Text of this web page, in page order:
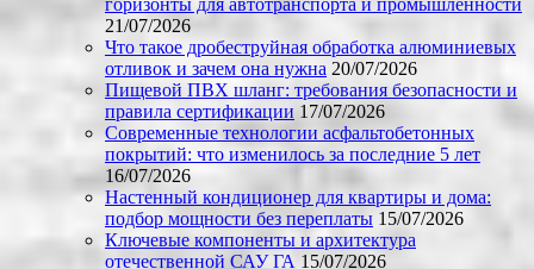
горизонты для автотранспорта и промышленности
21/07/2026
Что такое дробеструйная обработка алюминиевых
отливок и зачем она нужна 20/07/2026
Пищевой ПВХ шланг: требования безопасности и
правила сертификации 17/07/2026
Современные технологии асфальтобетонных
покрытий: что изменилось за последние 5 лет
16/07/2026
Настенный кондиционер для квартиры и дома:
подбор мощности без переплаты 15/07/2026
Ключевые компоненты и архитектура
отечественной САУ ГА 15/07/2026